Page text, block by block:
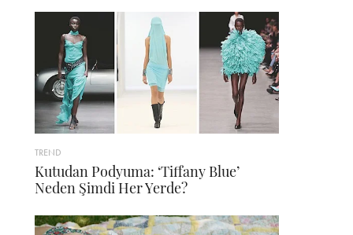
TREND
Kutudan Podyuma: ‘Tiffany Blue’
Neden Şimdi Her Yerde?